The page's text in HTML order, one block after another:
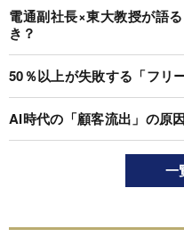
電通副社長×東大教授が語
き？
50％以上が失敗する「フリ
AI時代の「顧客流出」の原
一